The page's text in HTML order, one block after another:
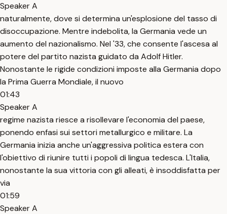
Speaker A
naturalmente, dove si determina un'esplosione del tasso di
disoccupazione. Mentre indebolita, la Germania vede un
aumento del nazionalismo. Nel '33, che consente l'ascesa al
potere del partito nazista guidato da Adolf Hitler.
Nonostante le rigide condizioni imposte alla Germania dopo
la Prima Guerra Mondiale, il nuovo
01:43
Speaker A
regime nazista riesce a risollevare l'economia del paese,
ponendo enfasi sui settori metallurgico e militare. La
Germania inizia anche un'aggressiva politica estera con
l'obiettivo di riunire tutti i popoli di lingua tedesca. L'Italia,
nonostante la sua vittoria con gli alleati, è insoddisfatta per
via
01:59
Speaker A